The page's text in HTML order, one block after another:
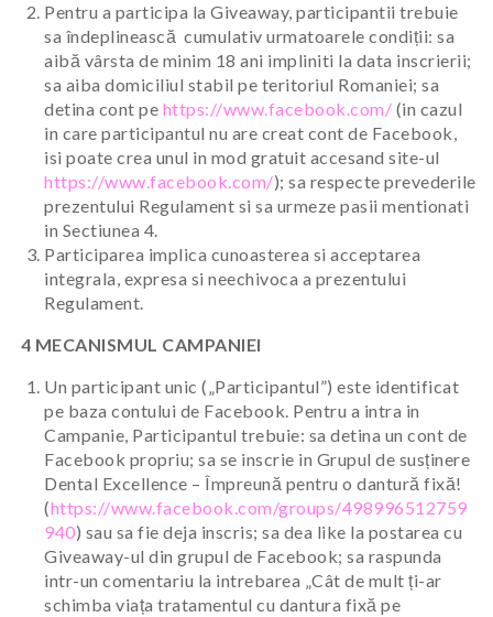
Pentru a participa la Giveaway, participantii trebuie
sa îndeplinească cumulativ urmatoarele condiții: sa
aibă vârsta de minim 18 ani impliniti la data inscrierii;
sa aiba domiciliul stabil pe teritoriul Romaniei; sa
detina cont pe https://www.facebook.com/ (in cazul
in care participantul nu are creat cont de Facebook,
isi poate crea unul in mod gratuit accesand site-ul
https://www.facebook.com/); sa respecte prevederile
prezentului Regulament si sa urmeze pasii mentionati
in Sectiunea 4.
Participarea implica cunoasterea si acceptarea
integrala, expresa si neechivoca a prezentului
Regulament.
4 MECANISMUL CAMPANIEI
Un participant unic („Participantul”) este identificat
pe baza contului de Facebook. Pentru a intra in
Campanie, Participantul trebuie: sa detina un cont de
Facebook propriu; sa se inscrie in Grupul de susținere
Dental Excellence – Împreună pentru o dantură fixă!
(https://www.facebook.com/groups/498996512759
940) sau sa fie deja inscris; sa dea like la postarea cu
Giveaway-ul din grupul de Facebook; sa raspunda
intr-un comentariu la intrebarea „Cât de mult ți-ar
schimba viața tratamentul cu dantura fixă pe